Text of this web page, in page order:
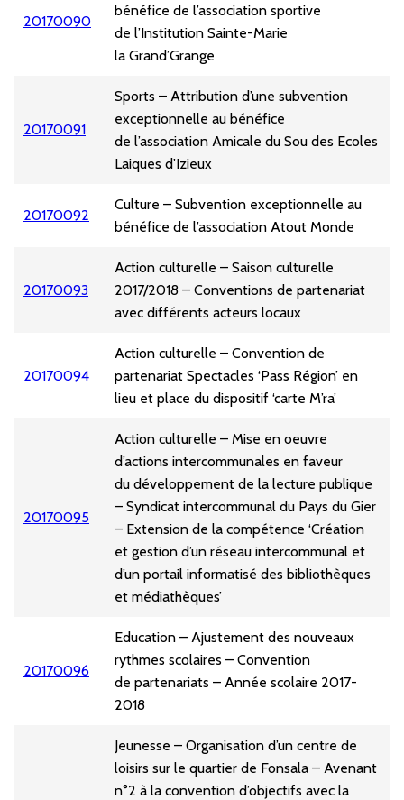
20170090
bénéfice de l’association sportive
de l’Institution Sainte-Marie
la Grand’Grange
20170091
Sports – Attribution d’une subvention
exceptionnelle au bénéfice
de l’association Amicale du Sou des Ecoles
Laiques d’Izieux
20170092
Culture – Subvention exceptionnelle au
bénéfice de l’association Atout Monde
20170093
Action culturelle – Saison culturelle
2017/2018 – Conventions de partenariat
avec différents acteurs locaux
20170094
Action culturelle – Convention de
partenariat Spectacles ‘Pass Région’ en
lieu et place du dispositif ‘carte M’ra’
20170095
Action culturelle – Mise en oeuvre
d’actions intercommunales en faveur
du développement de la lecture publique
– Syndicat intercommunal du Pays du Gier
– Extension de la compétence ‘Création
et gestion d’un réseau intercommunal et
d’un portail informatisé des bibliothèques
et médiathèques’
20170096
Education – Ajustement des nouveaux
rythmes scolaires – Convention
de partenariats – Année scolaire 2017-
2018
Jeunesse – Organisation d’un centre de
loisirs sur le quartier de Fonsala – Avenant
n°2 à la convention d’objectifs avec la